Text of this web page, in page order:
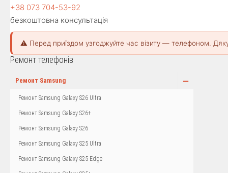
+38 073 704-53-92
безкоштовна консультація
⚠️ Перед приїздом узгоджуйте час візиту — телефоном.
Ремонт телефонів
Ремонт Samsung −
Ремонт Samsung Galaxy S26 Ultra
Ремонт Samsung Galaxy S26+
Ремонт Samsung Galaxy S26
Ремонт Samsung Galaxy S25 Ultra
Ремонт Samsung Galaxy S25 Edge